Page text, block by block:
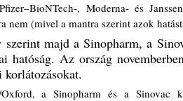
, Moderna- és
(mivel a mantra szerint azok
majd a Sinopharm, a
hatóság. Az ország